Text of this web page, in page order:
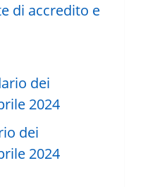
di accredito e
dei
2024